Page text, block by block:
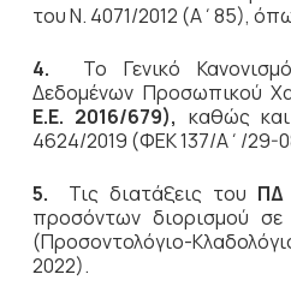
του Ν. 4071/2012 (Α΄85),
4. Το Γενικό
Δεδομένων Προσωπικού
Ε.Ε. 2016/679), καθώς
4624/2019 (ΦΕΚ 137/Α΄/29-
5. Τις διατάξεις του ΠΔ
προσόντων διορισμού
(Προσοντολόγιο-
2022).